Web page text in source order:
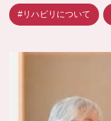
#リハビリについて